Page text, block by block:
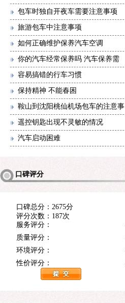
包车时独自开夜车需要注意事项
旅游包车中注意事项
如何正确维护保养汽车空调
你的汽车经常保养吗 汽车保养需
容易搞错的行车习惯
保持精神 不能春困
鞍山到沈阳桃仙机场包车的注意事
遥控钥匙出现不灵敏的情况
汽车启动困难
口碑评分
口碑总分：2675分
评分次数：187次
服务评分：
质量评分：
环境评分：
性价评分：